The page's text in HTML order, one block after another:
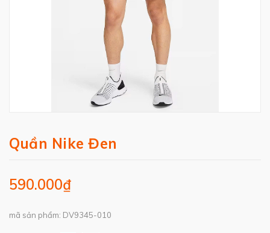
Quần Nike Đen
590.000₫
mã sản phẩm: DV9345-010